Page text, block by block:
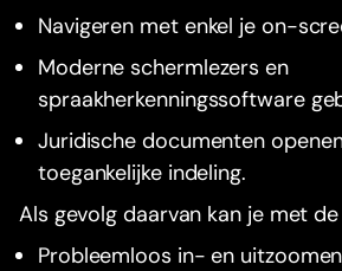
Navigeren met enkel je on-
Moderne schermlezers en
spraakherkenningssoftware
Juridische documenten
toegankelijke indeling.
Als gevolg daarvan kan je met de
Probleemloos in- en